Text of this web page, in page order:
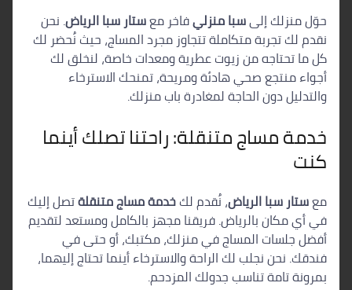
حوّل منزلك إلىسبا منزليفاخر معستار سبا الرياض. نحن
نقدم لك تجربة متكاملة تتجاوز مجرد المساج، حيث نُحضر لك
كل ما تحتاجه من زيوت عطرية ومعدات خاصة، لنخلق لك
أجواء منتجع صحي هادئة ومريحة، تمنحك الاسترخاء
والتدليل دون الحاجة لمغادرة باب منزلك.
خدمة مساج متنقلة: راحتنا تصلك أينما
كنت
معستار سبا الرياض، نُقدم لكخدمة مساج متنقلةتصل إليك
في أي مكان بالرياض. فريقنا مجهز بالكامل ومستعد لتقديم
أفضل جلسات المساج في منزلك، مكتبك، أو حتى في
فندقك. نحن نجلب لك الراحة والاسترخاء أينما تحتاج إليهما،
بمرونة تامة تناسب جدولك المزدحم.